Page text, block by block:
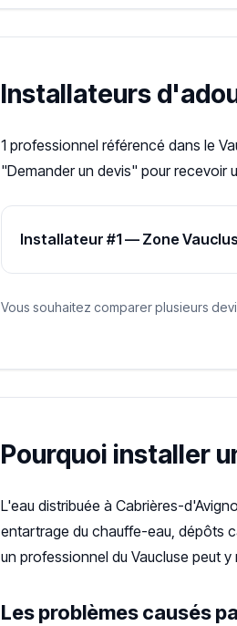
Installateurs
1 professionnel référencé dans le
"Demander un devis" pour recevoir
Installateur #1 — Zone
Vous souhaitez comparer plusieurs
Pourquoi installer
L'eau distribuée à Cabrières-
entartrage du chauffe-eau, dépôts
un professionnel du Vaucluse peut
Les problèmes causés